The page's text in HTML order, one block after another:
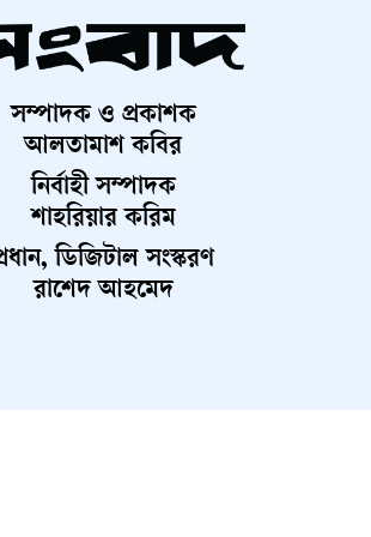
সম্পাদক ও প্রকাশক
আলতামাশ কবির
নির্বাহী সম্পাদক
শাহরিয়ার করিম
ডিজিটাল সংস্করণ
রাশেদ আহমেদ